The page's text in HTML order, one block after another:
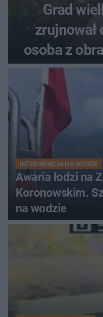
Grad
zrujnował
osoba z
do
INTERWENCJA NA WODZIE
Awaria łodzi na
Koronowskim.
na wodzie